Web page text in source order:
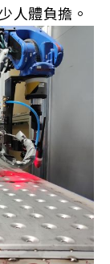
人體負擔。